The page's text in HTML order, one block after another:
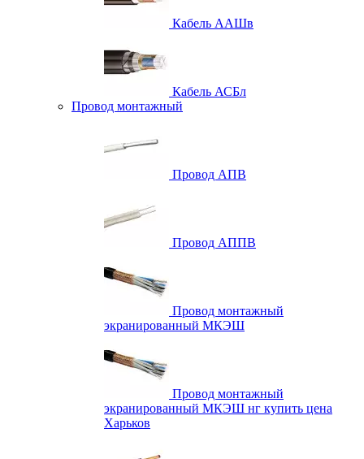
Кабель ААШв
Кабель АСБл
Провод монтажный
Провод АПВ
Провод АППВ
Провод монтажный
экранированный МКЭШ
Провод монтажный
экранированный МКЭШ нг купить цена
Харьков